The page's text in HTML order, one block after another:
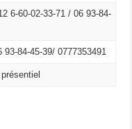
6-60-02-33-71 / 06 93-84-
93-84-45-39/ 0777353491